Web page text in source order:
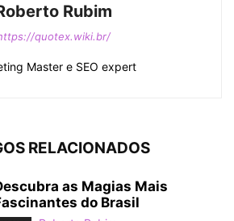
Rubim
quotex.wiki.br/
Master e SEO expert
RELACIONADOS
as Magias Mais
do Brasil